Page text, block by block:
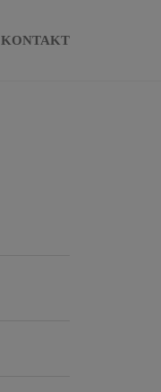
KONTAKT